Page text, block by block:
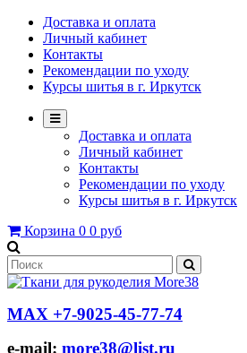
Доставка и оплата
Личный кабинет
Контакты
Рекомендации по уходу
Курсы шитья в г. Иркутск
Доставка и оплата
Личный кабинет
Контакты
Рекомендации по уходу
Курсы шитья в г. Иркутск
Корзина 0 0 руб
МАХ +7-9025-45-77-74
e-mail: more38@list.ru